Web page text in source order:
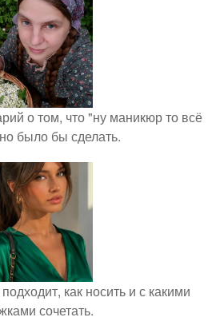
о том, что "ну маникюр то всё
было бы сделать.
как носить и с какими
сочетать.